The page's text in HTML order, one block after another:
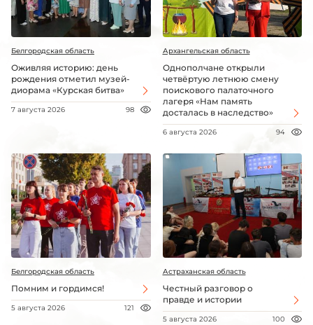
Белгородская область
Оживляя историю: день
рождения отметил музей-
диорама «Курская битва»
7 августа 2026 98
Архангельская область
Однополчане открыли
четвёртую летнюю смену
поискового палаточного
лагеря «Нам память
досталась в наследство»
6 августа 2026 94
Белгородская область
Помним и гордимся!
5 августа 2026 121
Астраханская область
Честный разговор о
правде и истории
5 августа 2026 100